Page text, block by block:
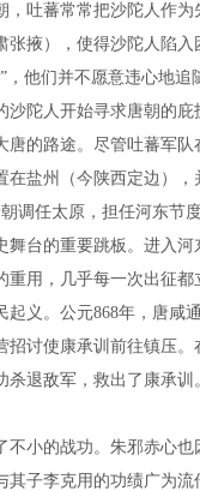
，吐蕃常常把沙陀人作
掖），使得沙陀人陷入
，他们并不愿意违心地
沙陀人开始寻求唐朝的
唐的路途。尽管吐蕃军
盐州（今陕西定边），
调任太原，担任河东节
舞台的重要跳板。进入
用，几乎每一次出征都
起义。公元868年，唐咸
招讨使康承训前往镇压
杀退敌军，救出了康承
不小的战功。朱邪赤心
子李克用的功绩广为流